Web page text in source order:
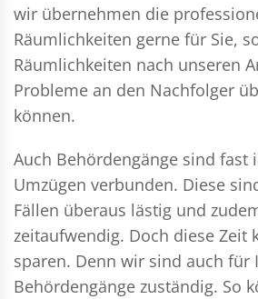
wir übernehmen die
Räumlichkeiten gerne für Sie,
Räumlichkeiten nach unseren
Probleme an den Nachfolger
können.
Auch Behördengänge sind fast
Umzügen verbunden. Diese
Fällen überaus lästig und
zeitaufwendig. Doch diese Zeit
sparen. Denn wir sind auch für
Behördengänge zuständig. So